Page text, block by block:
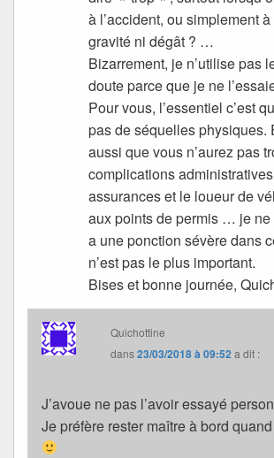
à l’accident, ou simplement
gravité ni dégât ? …
Bizarrement, je n’utilise pas
doute parce que je ne
Pour vous, l’essentiel c’est
pas de séquelles physiques.
aussi que vous n’aurez pas
complications
assurances et le loueur de
aux points de permis … je ne
a une ponction sévère dans
n’est pas le plus important.
Bises et bonne journée,
Quichottine
dans23/03/2018 à 09:52 a dit :
J’avoue ne pas l’avoir essayé
Je préfère rester maître à bord